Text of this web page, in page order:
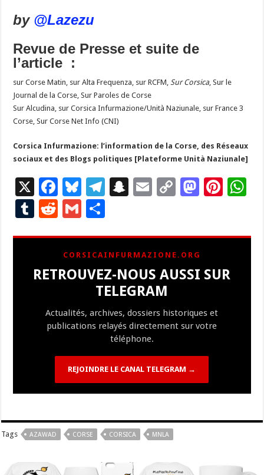
by @Lazezu
Revue de Presse et suite de
l’article :
sur Corse Matin, sur Alta Frequenza, sur RCFM,Sur Corsica, Sur le
Journal de la Corse, Sur Paroles de Corse
Sur Alcudina, sur Corsica Infurmazione/Unità Naziunale, sur France 3
Corse, Sur Corse Net Info (CNI)
Corsica Infurmazione: l’information de la Corse, des Réseaux
sociaux et des Blogs politiques [Plateforme Unità Naziunale]
X
F
ac
e
b
o
o
Bl
u
es
ky
T
gr
a
m
S
p
c
h
at
E
l
C
y
Li
n
M
d
n
Pi
es
T
bl
r
R
d
di
t
G
ai
l
ta
g
er
CORSICAINFURMAZIONE.ORG
RETROUVEZ-NOUS AUSSI SUR
TELEGRAM
Actualités, archives, dossiers historiques et
publications relayés directement sur votre
téléphone.
REJOINDRE LE CANAL TELEGRAM →
Tags AZAWAD CORSE CORSICA MNLA